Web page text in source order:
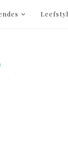
Leefstyl